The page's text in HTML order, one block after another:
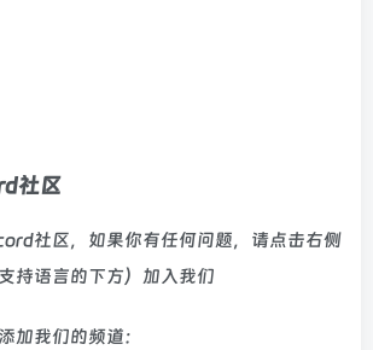
社区
社区，如果你有任何问题，请点击右侧
持语言的下方）加入我们
加我们的频道：